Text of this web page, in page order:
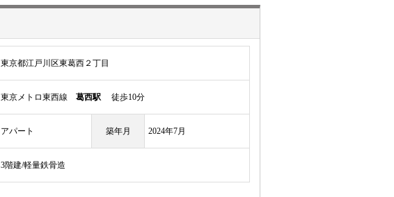
東京都江戸川区東葛西２丁目
東京メトロ東西線 葛西駅 徒歩10分
アパート 築年月 2024年7月
3階建/軽量鉄骨造